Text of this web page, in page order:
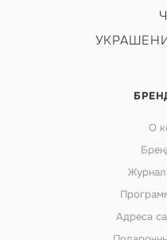
О
Журнал
Адреса